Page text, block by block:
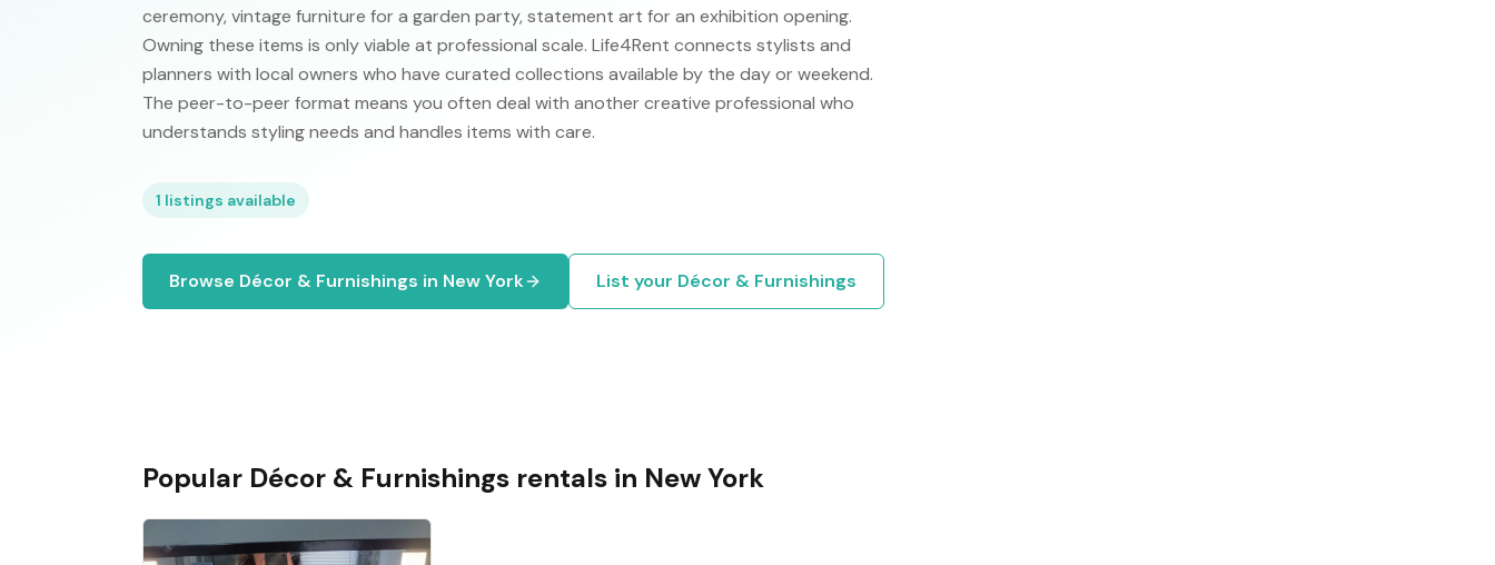
ceremony, vintage furniture for a garden party, statement art for an exhibition opening.
Owning these items is only viable at professional scale. Life4Rent connects stylists and
planners with local owners who have curated collections available by the day or weekend.
The peer-to-peer format means you often deal with another creative professional who
understands styling needs and handles items with care.
1 listings available
Browse Décor & Furnishings in New York List your Décor & Furnishings
Popular Décor & Furnishings rentals in New York